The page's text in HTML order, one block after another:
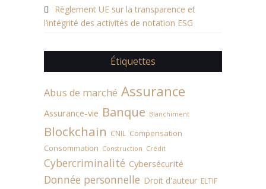
Règlement UE sur la transparence et
l’intégrité des activités de notation ESG
Étiquettes
Abus de marché Assurance
Assurance-vie Banque Blanchiment
Blockchain CNIL Compensation
Consommation Construction Crédit
Cybercriminalité Cybersécurité
Donnée personnelle Droit d'auteur ELTIF